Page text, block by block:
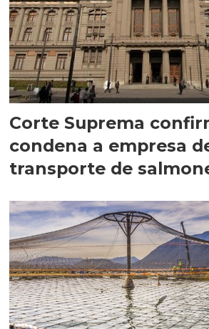
Corte Suprema
condena a empresa
transporte de